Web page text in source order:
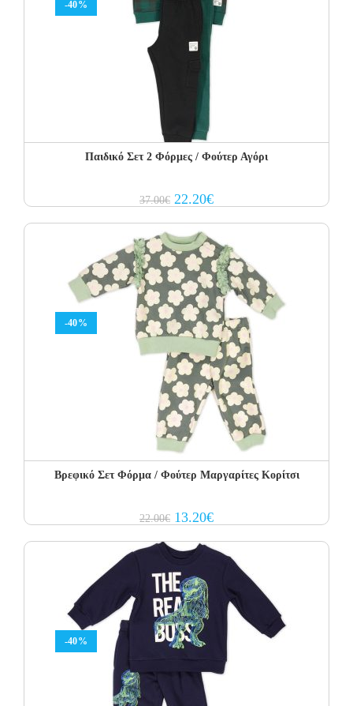
-40%
Παιδικό Σετ 2 Φόρμες / Φούτερ Αγόρι
37.00€ Original
price
37.00€.
22.20€Current
price
-40%
Βρεφικό Σετ Φόρμα / Φούτερ Μαργαρίτες Κορίτσι
22.00€ Original
price
22.00€.
13.20€Current
price
13.20€.
-40%